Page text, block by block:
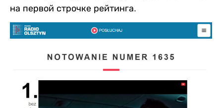
на первой строчке рейтинга.